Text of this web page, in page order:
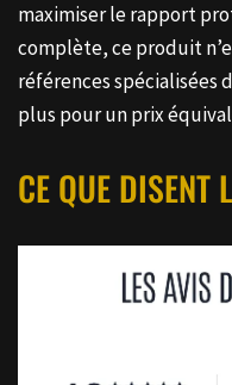
maximiser le rapport
complète, ce produit
références spécialisées
plus pour un prix
CE QUE DISENT